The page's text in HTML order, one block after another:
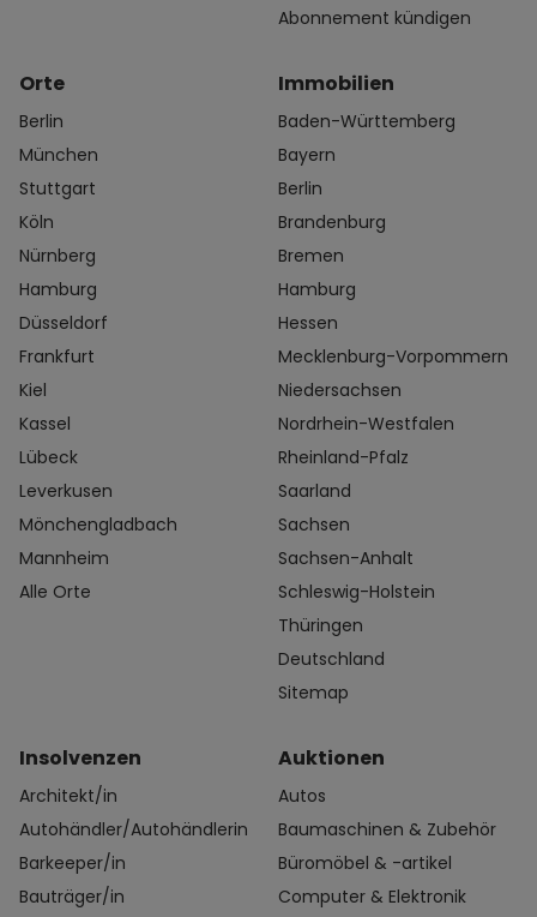
Abonnement kündigen
Orte
Berlin
München
Stuttgart
Köln
Nürnberg
Hamburg
Düsseldorf
Frankfurt
Kiel
Kassel
Lübeck
Leverkusen
Mönchengladbach
Mannheim
Alle Orte
Immobilien
Baden-Württemberg
Bayern
Berlin
Brandenburg
Bremen
Hamburg
Hessen
Mecklenburg-Vorpommern
Niedersachsen
Nordrhein-Westfalen
Rheinland-Pfalz
Saarland
Sachsen
Sachsen-Anhalt
Schleswig-Holstein
Thüringen
Deutschland
Sitemap
Insolvenzen
Architekt/in
Autohändler/Autohändlerin
Barkeeper/in
Bauträger/in
Auktionen
Autos
Baumaschinen & Zubehör
Büromöbel & -artikel
Computer & Elektronik